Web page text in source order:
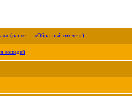
(ранее — «Обратный отсчёт»)
лошадей